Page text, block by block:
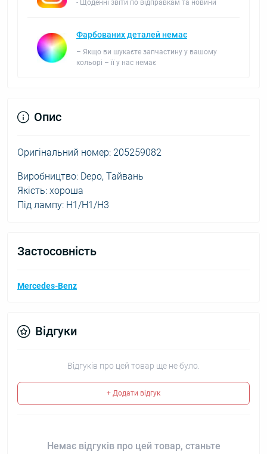
- Щоденні звіти по відправкам та новини
Фарбованих деталей немає
– Якщо ви шукаєте запчастину у вашому
кольорі – її у нас немає
Опис
Оригінальний номер: 205259082
Виробництво: Depo, Тайвань
Якість: хороша
Під лампу: H1/H1/H3
Застосовність
Mercedes-Benz
Відгуки
Відгуків про цей товар ще не було.
+ Додати відгук
Немає відгуків про цей товар, станьте